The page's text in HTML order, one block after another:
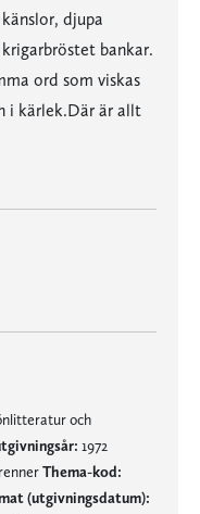
djupa
bankar.
ord som viskas
i kärlek.Där är allt
och
1972
Thema-kod:
(utgivningsdatum):